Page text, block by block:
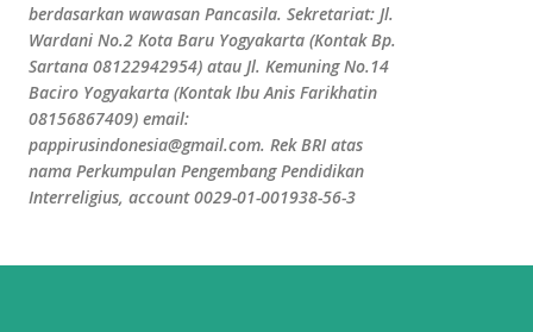
berdasarkan wawasan Pancasila. Sekretariat: Jl.
Wardani No.2 Kota Baru Yogyakarta (Kontak Bp.
Sartana 08122942954) atau Jl. Kemuning No.14
Baciro Yogyakarta (Kontak Ibu Anis Farikhatin
08156867409) email:
pappirusindonesia@gmail.com. Rek BRI atas
nama Perkumpulan Pengembang Pendidikan
Interreligius, account 0029-01-001938-56-3